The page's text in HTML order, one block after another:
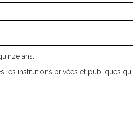
ans.
les institutions privées et publiques qui